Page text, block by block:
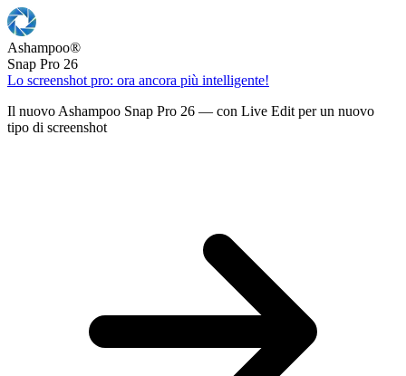
Ashampoo®
Snap Pro 26
Lo screenshot pro: ora ancora più intelligente!
Il nuovo Ashampoo Snap Pro 26 — con Live Edit per un nuovo
tipo di screenshot